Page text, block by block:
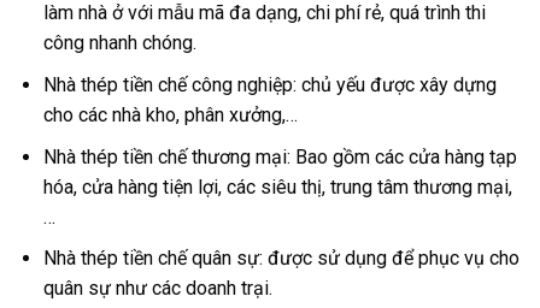
làm nhà ở với mẫu mã đa dạng, chi phí rẻ, quá trình thi
công nhanh chóng.
Nhà thép tiền chế công nghiệp: chủ yếu được xây dựng
cho các nhà kho, phân xưởng,…
Nhà thép tiền chế thương mại: Bao gồm các cửa hàng tạp
hóa, cửa hàng tiện lợi, các siêu thị, trung tâm thương mại,
…
Nhà thép tiền chế quân sự: được sử dụng để phục vụ cho
quân sự như các doanh trại.